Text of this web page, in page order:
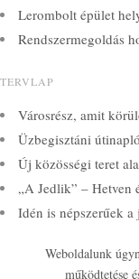
Lerombolt épület
Rendszermegoldás
TERVLAP
Városrész, amit
Üzbegisztáni
Új közösségi teret
„A Jedlik” – Hetven
Idén is népszerűek
Weboldalunk
működtetése